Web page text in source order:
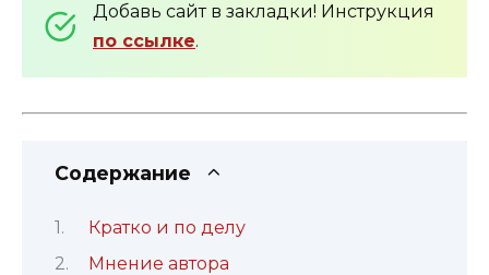
Добавь сайт в закладки! Инструкция
по ссылке.
Содержание
Кратко и по делу
Мнение автора